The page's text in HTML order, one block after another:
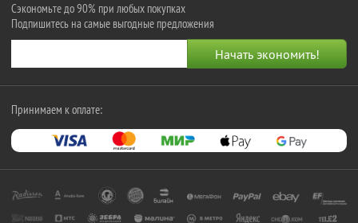
Сэкономьте до 90% при любых покупках
Подпишитесь на самые выгодные предложения
Принимаем к оплате: